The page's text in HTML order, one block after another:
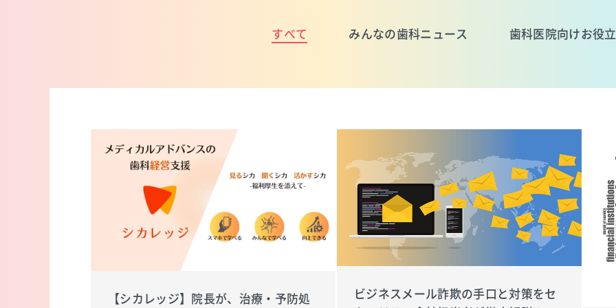
すべて みんなの歯科ニュース 歯科医院向けお役
【シカレッジ】院長が、治療・予防処
ビジネスメール詐欺の手口と対策をセ